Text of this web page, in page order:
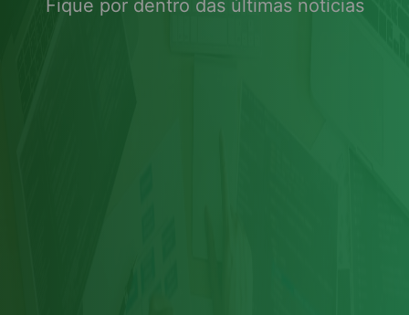
Fique por dentro das últimas notícias